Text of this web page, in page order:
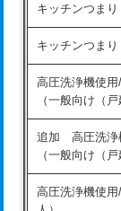
排水管工事（
マス交換（深
マス交換（深
コンクリート
交換・取付(排
持込商品取付
持込商品取付
キッチンつまり
キッチンつまり
高圧洗浄機使
（一般向け（
追加 高圧洗浄
（一般向け（
高圧洗浄機使